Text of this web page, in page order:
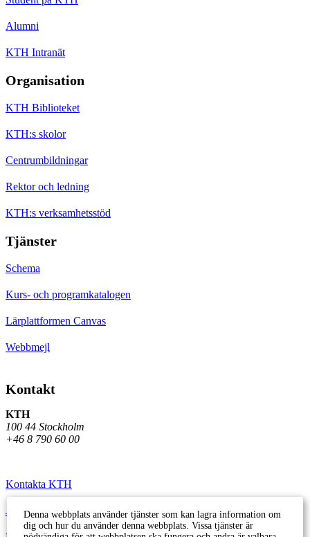
Alumni
KTH Intranät
Organisation
KTH Biblioteket
KTH:s skolor
Centrumbildningar
Rektor och ledning
KTH:s verksamhetsstöd
Tjänster
Schema
Kurs- och programkatalogen
Lärplattformen Canvas
Webbmejl
Kontakt
KTH
100 44 Stockholm
+46 8 790 60 00
Kontakta KTH
Jobba på KTH
Denna webbplats använder tjänster som kan lagra information om
dig och hur du använder denna webbplats. Vissa tjänster är